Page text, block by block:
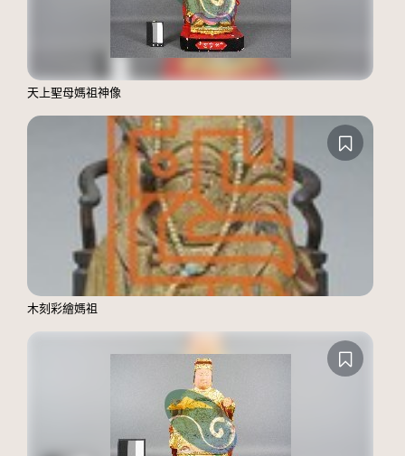
天上聖母媽祖神像
木刻彩繪媽祖